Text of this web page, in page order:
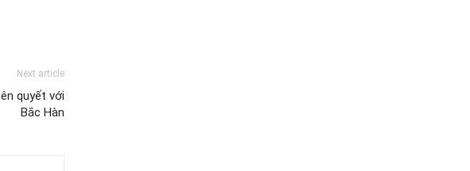
Next article
quyết với
Bắc Hàn